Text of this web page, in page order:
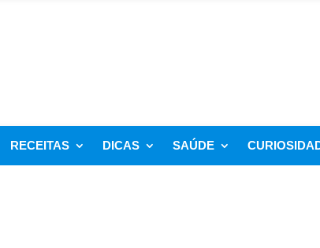
RECEITAS DICAS SAÚDE